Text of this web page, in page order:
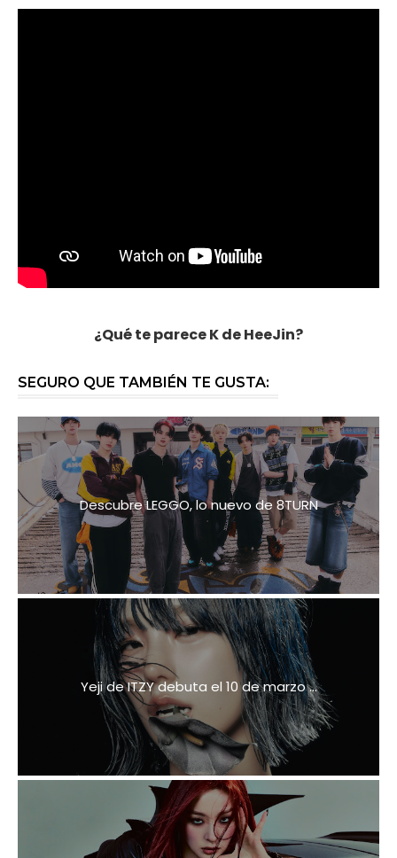
¿Qué te parece K de HeeJin?
SEGURO QUE TAMBIÉN TE GUSTA:
Descubre LEGGO, lo nuevo de 8TURN
Yeji de ITZY debuta el 10 de marzo ...